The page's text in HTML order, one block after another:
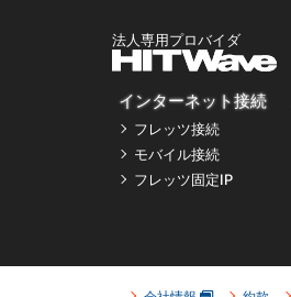
インターネット接続
フレッツ接続
モバイル接続
フレッツ固定IP